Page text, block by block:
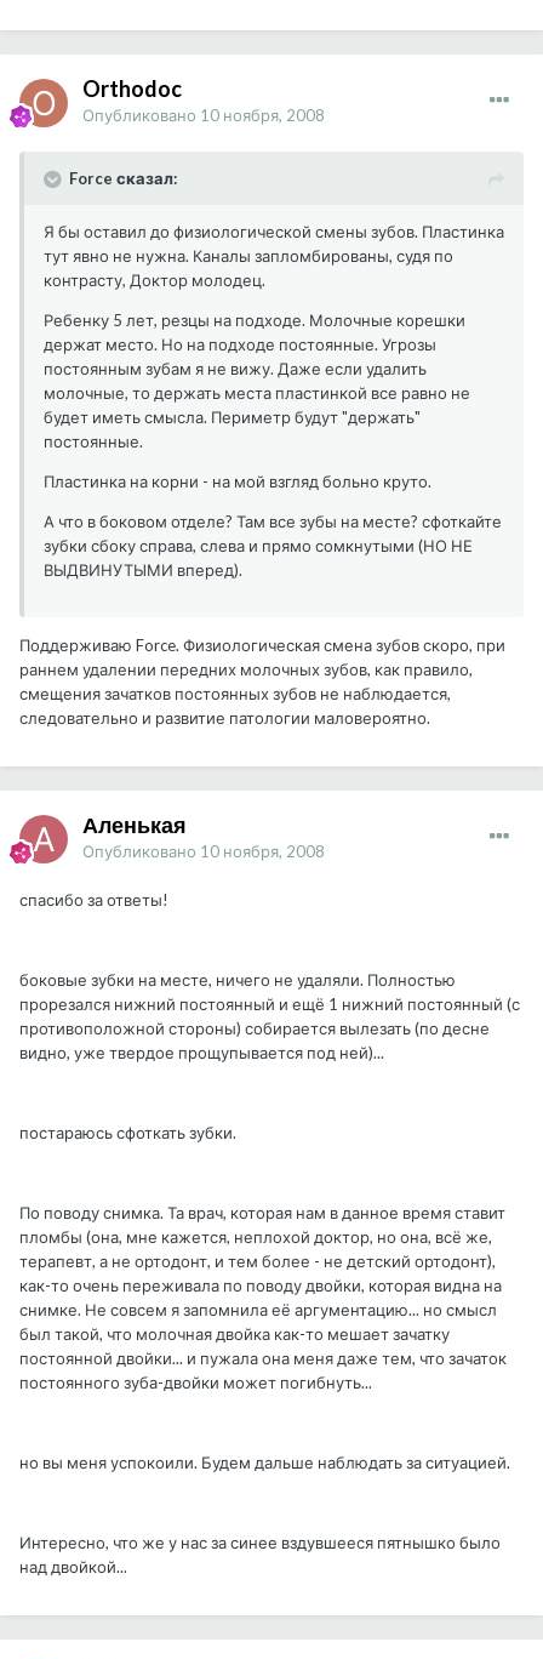
Orthodoc
Опубликовано 10 ноября, 2008
Force сказал:
Я бы оставил до физиологической смены зубов. Пластинка
тут явно не нужна. Каналы запломбированы, судя по
контрасту, Доктор молодец.
Ребенку 5 лет, резцы на подходе. Молочные корешки
держат место. Но на подходе постоянные. Угрозы
постоянным зубам я не вижу. Даже если удалить
молочные, то держать места пластинкой все равно не
будет иметь смысла. Периметр будут "держать"
постоянные.
Пластинка на корни - на мой взгляд больно круто.
А что в боковом отделе? Там все зубы на месте? сфоткайте
зубки сбоку справа, слева и прямо сомкнутыми (НО НЕ
ВЫДВИНУТЫМИ вперед).
Поддерживаю Force. Физиологическая смена зубов скоро, при
раннем удалении передних молочных зубов, как правило,
смещения зачатков постоянных зубов не наблюдается,
следовательно и развитие патологии маловероятно.
Аленькая
Опубликовано 10 ноября, 2008
спасибо за ответы!
боковые зубки на месте, ничего не удаляли. Полностью
прорезался нижний постоянный и ещё 1 нижний постоянный (с
противоположной стороны) собирается вылезать (по десне
видно, уже твердое прощупывается под ней)...
постараюсь сфоткать зубки.
По поводу снимка. Та врач, которая нам в данное время ставит
пломбы (она, мне кажется, неплохой доктор, но она, всё же,
терапевт, а не ортодонт, и тем более - не детский ортодонт),
как-то очень переживала по поводу двойки, которая видна на
снимке. Не совсем я запомнила её аргументацию... но смысл
был такой, что молочная двойка как-то мешает зачатку
постоянной двойки... и пужала она меня даже тем, что зачаток
постоянного зуба-двойки может погибнуть...
но вы меня успокоили. Будем дальше наблюдать за ситуацией.
Интересно, что же у нас за синее вздувшееся пятнышко было
над двойкой...